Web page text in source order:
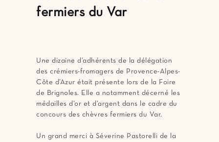
fermiers du Var
Une dizaine d’adhérents de la délégation
des crémiers-fromagers de Provence-Alpes-
Côte d’Azur était présente lors de la Foire
de Brignoles. Elle a notamment décerné les
médailles d’or et d’argent dans le cadre du
concours des chèvres fermiers du Var.
Un grand merci à Séverine Pastorelli de la